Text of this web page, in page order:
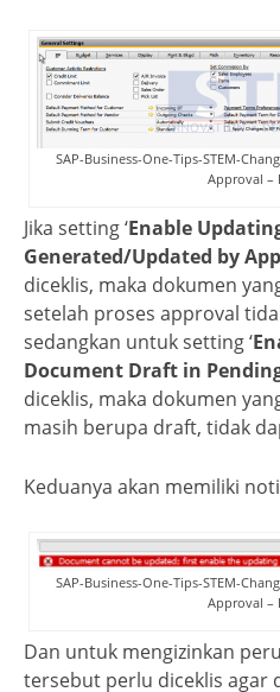
SAP-Business-One-Tips-STEM-
Approval –
Jika setting ‘Enable
Generated/Updated by
diceklis, maka dokumen
setelah proses approval
sedangkan untuk setting ‘
Document Draft in
diceklis, maka dokumen
masih berupa draft, tidak
Keduanya akan memiliki
SAP-Business-One-Tips-STEM-
Approval –
Dan untuk mengizinkan
tersebut perlu diceklis agar